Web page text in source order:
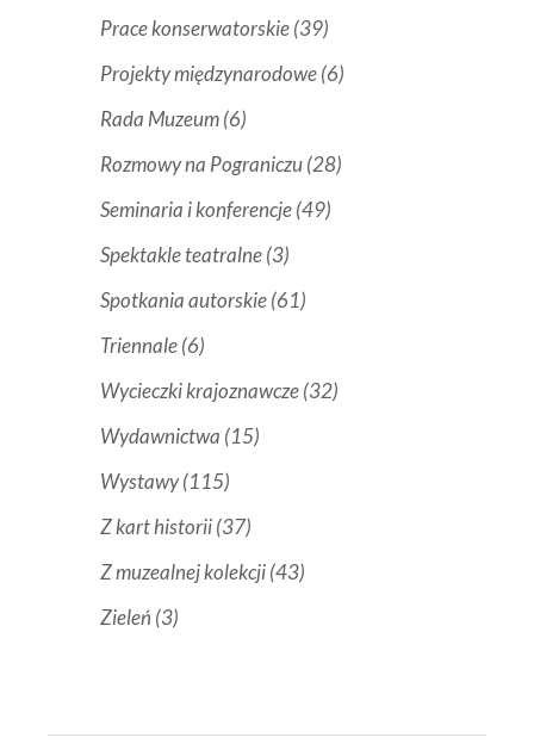
Prace konserwatorskie(39)
Projekty międzynarodowe(6)
Rada Muzeum(6)
Rozmowy na Pograniczu(28)
Seminaria i konferencje(49)
Spektakle teatralne(3)
Spotkania autorskie(61)
Triennale(6)
Wycieczki krajoznawcze(32)
Wydawnictwa (15)
Wystawy(115)
Z kart historii(37)
Z muzealnej kolekcji(43)
Zieleń (3)